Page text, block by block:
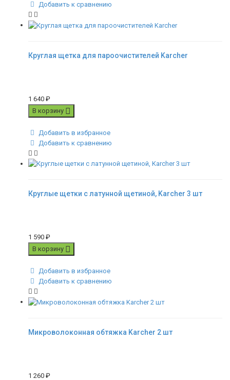
Добавить к сравнению
Круглая щетка для пароочистителей Karcher
1 640 ₽
В корзину
Добавить в избранное
Добавить к сравнению
Круглые щетки с латунной щетиной, Karcher 3 шт
1 590 ₽
В корзину
Добавить в избранное
Добавить к сравнению
Микроволоконная обтяжка Karcher 2 шт
1 260 ₽